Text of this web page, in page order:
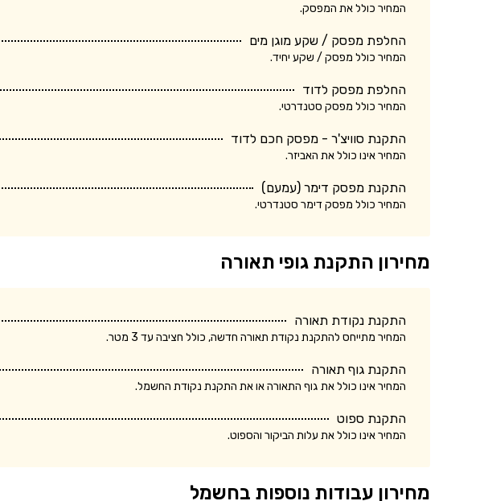
המחיר כולל את המפסק.
החלפת מפסק / שקע מוגן מים
המחיר כולל מפסק / שקע יחיד.
החלפת מפסק לדוד
המחיר כולל מפסק סטנדרטי.
התקנת סוויצ'ר - מפסק חכם לדוד
המחיר אינו כולל את האביזר.
התקנת מפסק דימר (עמעם)
המחיר כולל מפסק דימר סטנדרטי.
מחירון התקנת גופי תאורה
התקנת נקודת תאורה
המחיר מתייחס להתקנת נקודת תאורה חדשה, כולל חציבה עד 3 מטר.
התקנת גוף תאורה
המחיר אינו כולל את גוף התאורה או את התקנת נקודת החשמל.
התקנת ספוט
המחיר אינו כולל את עלות הביקור והספוט.
מחירון עבודות נוספות בחשמל